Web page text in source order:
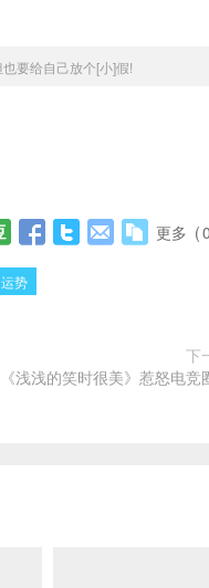
要给自己放个[小]假!
更多 (0
运势
下
浅浅的笑时很美》惹怒电竞